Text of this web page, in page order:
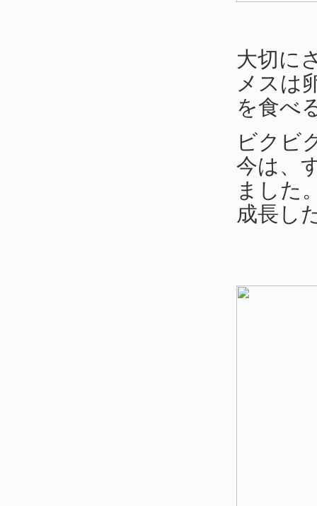
大切に
メスは
を食べ
ビクビ
今は、
ました
成長し